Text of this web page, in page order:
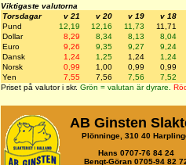
Viktigaste valutorna
Torsdagar
v 21 v 20 v 19
v 18
Pund
12,19 12,16 11,73
11,71
Dollar
8,29 8,34 8,13
8,04
Euro
9,26 9,35 9,27
9,24
Dansk
1,24 1,25 1,24
1,24
Norsk
0,99 1,00 0,99
0,99
Yen
7,55 7,56 7,56
7,52
Priset på valutor i skr. Grön = valutan är dyrare.
AB Ginsten
Plönninge, 310 40
Hans 0707-76 84 24
Bengt-Göran 0705-94 82